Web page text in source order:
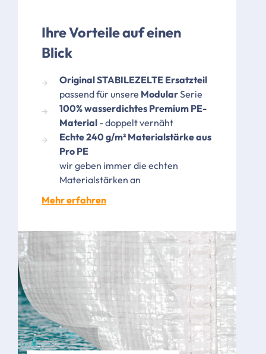
Ihre Vorteile auf einen
Blick
Original STABILEZELTE Ersatzteil
passend für unsere ModularSerie
100% wasserdichtes Premium PE-
Material - doppelt vernäht
Echte 240 g/m² Materialstärke aus
Pro PE
wir geben immer die echten
Materialstärken an
Mehr erfahren